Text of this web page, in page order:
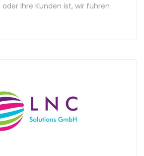
Ihre Kunden ist, wir führen